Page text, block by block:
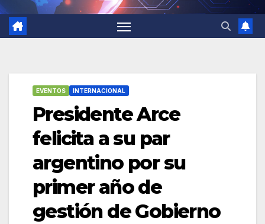
EVENTOS INTERNACIONAL
Presidente Arce
felicita a su par
argentino por su
primer año de
gestión de Gobierno